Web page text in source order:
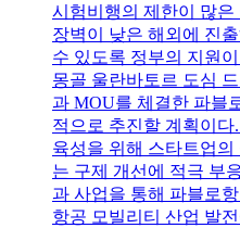
시험비행의 제한이 많은
장벽이 낮은 해외에 진
수 있도록 정부의 지원
몽골 울란바토르 도심
과 MOU를 체결한 파블
적으로 추진할 계획이
육성을 위해 스타트업
는 구제 개선에 적극 부
과 사업을 통해 파블로
항공 모빌리티 산업 발